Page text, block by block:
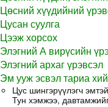
Цөсний хүүдийний
Цусан суулга
Цээж хорсох
Элэгний А вирүсийн
Элэгний архаг үрэвсэл
Эм ууж эсвэл тариа
Цус шингэрүүлэгч
Тун хэмжээ,